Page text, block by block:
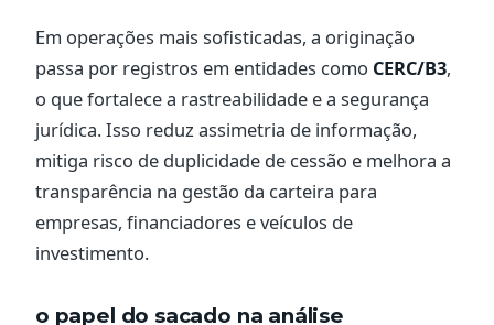
Em operações mais sofisticadas, a originação
passa por registros em entidades como CERC/B3,
o que fortalece a rastreabilidade e a segurança
jurídica. Isso reduz assimetria de informação,
mitiga risco de duplicidade de cessão e melhora a
transparência na gestão da carteira para
empresas, financiadores e veículos de
investimento.
o papel do sacado na análise